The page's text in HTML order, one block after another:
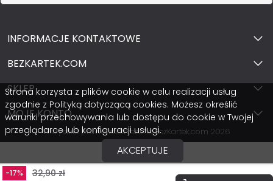
-17% 32,90 zł
INFORMACJE KONTAKTOWE
BEZKARTEK.COM
SKLEP
MOJE KONTO
Wszystkie prawa zastrzeżone BezKartek.com 2026
Strona korzysta z plików cookie w celu realizacji usług
zgodnie z Polityką dotyczącą cookies. Możesz określić
warunki przechowywania lub dostępu do cookie w Twojej
przeglądarce lub konfiguracji usługi.
AKCEPTUJE